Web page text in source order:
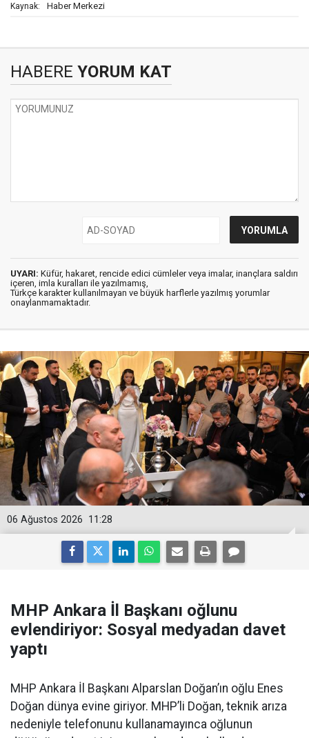
Kaynak: Haber Merkezi
HABERE YORUM KAT
UYARI: Küfür, hakaret, rencide edici cümleler veya imalar, inançlara saldırı
içeren, imla kuralları ile yazılmamış,
Türkçe karakter kullanılmayan ve büyük harflerle yazılmış yorumlar
onaylanmamaktadır.
11:28
06 Ağustos 2026
MHP Ankara İl Başkanı oğlunu
evlendiriyor: Sosyal medyadan davet
yaptı
MHP Ankara İl Başkanı Alparslan Doğan’ın oğlu Enes
Doğan dünya evine giriyor. MHP’li Doğan, teknik arıza
nedeniyle telefonunu kullanamayınca oğlunun